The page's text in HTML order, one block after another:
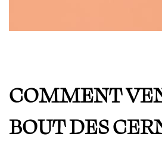
COMMENT
BOUT DES